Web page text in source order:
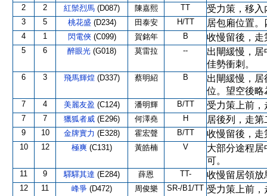
2 2 紅鬃烈馬 (D087) 陳嘉熙 TT 受力策，移
3 5 桃花盛 (D234) 田泰安 H/TT 居包廂位置
4 1 閃電俠 (C099) 賀銘年 B 收慢留後，走
5 6 醉眼光 (G018) 莫雷拉 --
出閘緩慢，
佳勢衝刺。
6 3 飛馬輝煌 (D337) 蔡明紹 B
出閘緩慢，
位。望空後略
7 4 美麗友盈 (C124) 潘明輝 B/TT 受力策上前
7 7 獵狐者威 (E296) 何澤堯 H 居後列，走
9 10 金牌實力 (E328) 霍宏聲 B/TT 收慢留後，走
10 12 極爽 (C131) 黃皓楠 V
大部分途程
可。
11 9 驛驛其達 (E284) 薛恩 TT- 收慢留居領放
12 11 峰爭 (D472) 周俊樂 SR-/B1/TT 受力策上前